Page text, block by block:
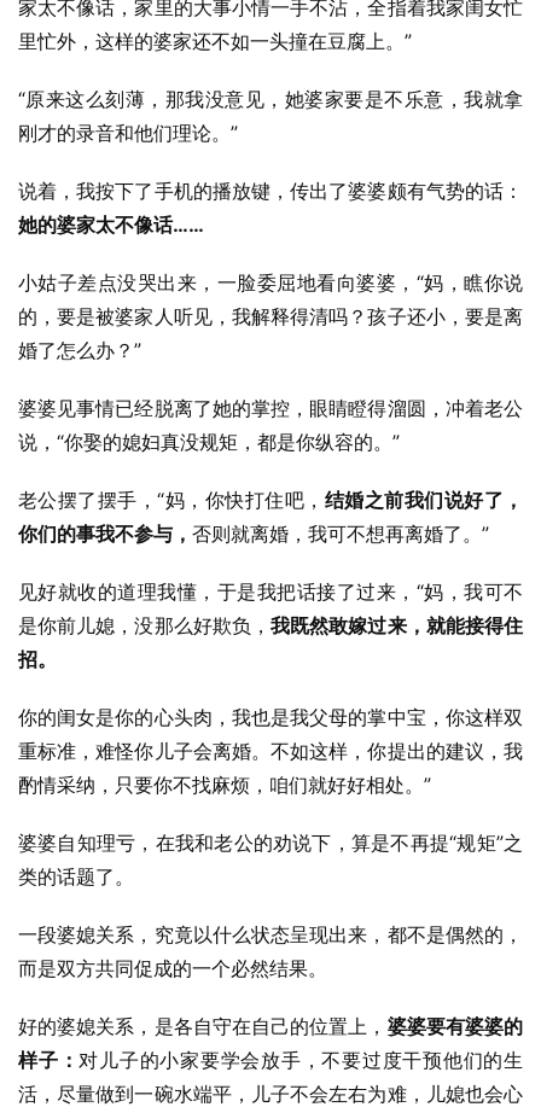
家太不像话，家里的大事小情一手不沾，全指着我家闺女忙
里忙外，这样的婆家还不如一头撞在豆腐上。”
“原来这么刻薄，那我没意见，她婆家要是不乐意，我就拿
刚才的录音和他们理论。”
说着，我按下了手机的播放键，传出了婆婆颇有气势的话：
她的婆家太不像话……
小姑子差点没哭出来，一脸委屈地看向婆婆，“妈，瞧你说
的，要是被婆家人听见，我解释得清吗？孩子还小，要是离
婚了怎么办？”
婆婆见事情已经脱离了她的掌控，眼睛瞪得溜圆，冲着老公
说，“你娶的媳妇真没规矩，都是你纵容的。”
老公摆了摆手，“妈，你快打住吧， 结婚之前我们说好了，
你们的事我不参与， 否则就离婚，我可不想再离婚了。”
见好就收的道理我懂，于是我把话接了过来，“妈，我可不
是你前儿媳，没那么好欺负，我既然敢嫁过来，就能接得住
招。
你的闺女是你的心头肉，我也是我父母的掌中宝，你这样双
重标准，难怪你儿子会离婚。不如这样，你提出的建议，我
酌情采纳，只要你不找麻烦，咱们就好好相处。”
婆婆自知理亏，在我和老公的劝说下，算是不再提“规矩”之
类的话题了。
一段婆媳关系，究竟以什么状态呈现出来，都不是偶然的，
而是双方共同促成的一个必然结果。
好的婆媳关系，是各自守在自己的位置上， 婆婆要有婆婆的
样子：对儿子的小家要学会放手，不要过度干预他们的生
活，尽量做到一碗水端平，儿子不会左右为难，儿媳也会心